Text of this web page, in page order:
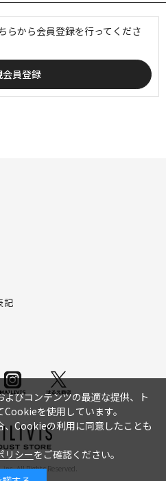
らから会員登録を行ってくださ
記
inc. All Rights Reserved.
びコンテンツの最適な提供、ト
を使用しています。
、Cookieの利用に同意したことも
リシーをご確認ください。